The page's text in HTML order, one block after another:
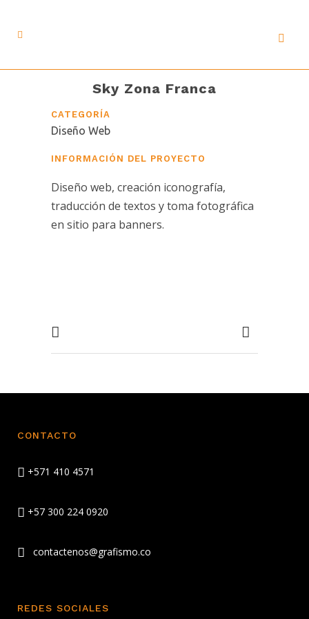
Sky Zona Franca
CATEGORÍA
Diseño Web
INFORMACIÓN DEL PROYECTO
Diseño web, creación iconografía,
traducción de textos y toma fotográfica
en sitio para banners.
CONTACTO
+571 410 4571
+57 300 224 0920
contactenos@grafismo.co
REDES SOCIALES